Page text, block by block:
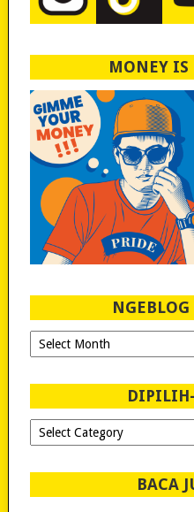
MONEY IS
NGEBLOG
Ngeblog
Sejak
Dipilih-
dipilih..
BACA